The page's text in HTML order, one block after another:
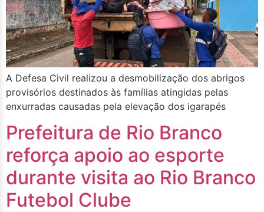
A Defesa Civil realizou a desmobilização dos abrigos
provisórios destinados às famílias atingidas pelas
enxurradas causadas pela elevação dos igarapés
Prefeitura de Rio Branco
reforça apoio ao esporte
durante visita ao Rio Branco
Futebol Clube